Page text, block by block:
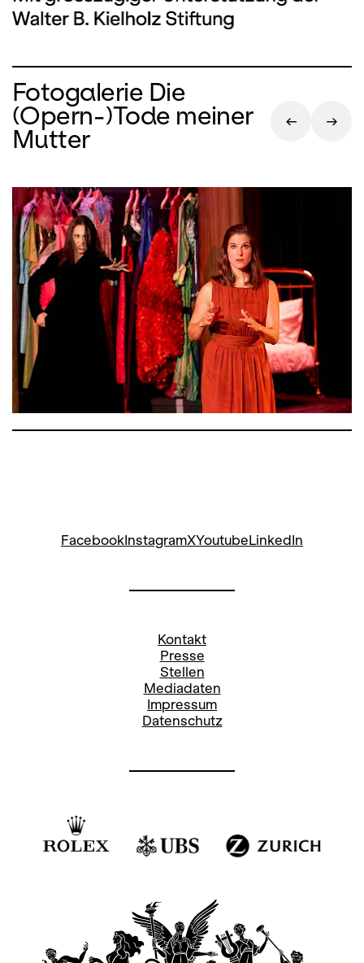
Fotogalerie Die
(Opern-)Tode meiner
Mutter
FacebookInstagramXYoutubeLinkedIn
Kontakt
Presse
Stellen
Mediadaten
Impressum
Datenschutz